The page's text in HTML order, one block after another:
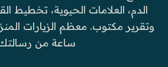
الدم، العلامات الحيوية، تخطيط
ساعة من